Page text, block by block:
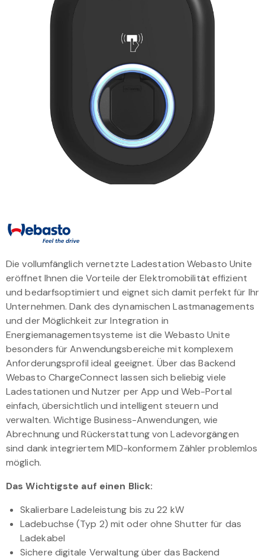
Die vollumfänglich vernetzte Ladestation Webasto Unite
eröffnet Ihnen die Vorteile der Elektromobilität effizient
und bedarfsoptimiert und eignet sich damit perfekt für Ihr
Unternehmen. Dank des dynamischen Lastmanagements
und der Möglichkeit zur Integration in
Energiemanagementsysteme ist die Webasto Unite
besonders für Anwendungsbereiche mit komplexem
Anforderungsprofil ideal geeignet. Über das Backend
Webasto ChargeConnect lassen sich beliebig viele
Ladestationen und Nutzer per App und Web-Portal
einfach, übersichtlich und intelligent steuern und
verwalten. Wichtige Business-Anwendungen, wie
Abrechnung und Rückerstattung von Ladevorgängen
sind dank integriertem MID-konformem Zähler problemlos
möglich.
Das Wichtigste auf einen Blick:
Skalierbare Ladeleistung bis zu 22 kW
Ladebuchse (Typ 2) mit oder ohne Shutter für das
Ladekabel
Sichere digitale Verwaltung über das Backend